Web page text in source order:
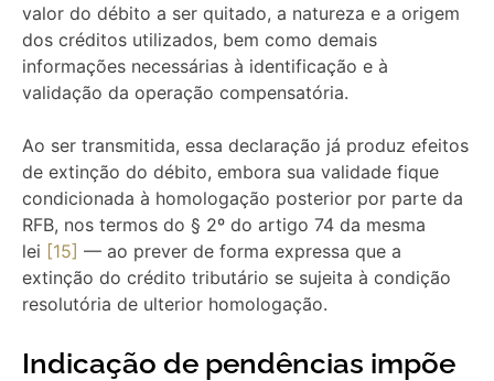
valor do débito a ser quitado, a natureza e a origem
dos créditos utilizados, bem como demais
informações necessárias à identificação e à
validação da operação compensatória.
Ao ser transmitida, essa declaração já produz efeitos
de extinção do débito, embora sua validade fique
condicionada à homologação posterior por parte da
RFB, nos termos do § 2º do artigo 74 da mesma
lei [15] — ao prever de forma expressa que a
extinção do crédito tributário se sujeita à condição
resolutória de ulterior homologação.
Indicação de pendências impõe